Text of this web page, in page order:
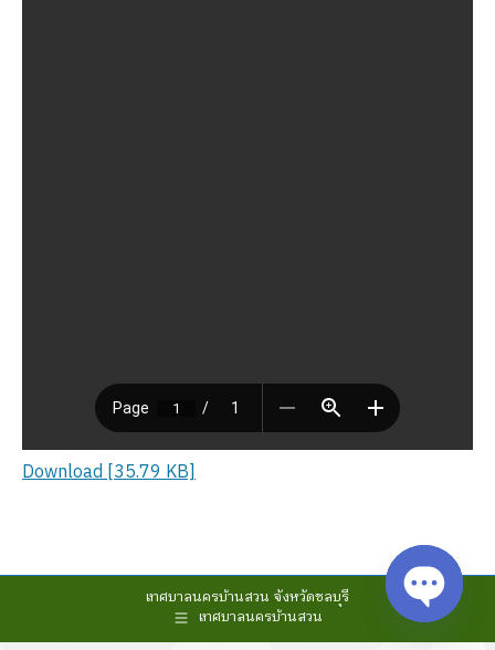
Download [35.79 KB]
เทศบาลนครบ้านสวน จังหวัดชลบุรี
เทศบาลนครบ้านสวน